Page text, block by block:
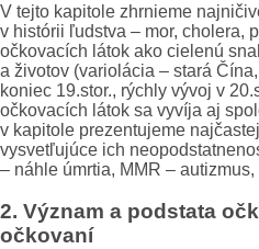
V tejto kapitole zhrnieme
v histórii ľudstva – mor, cholera,
očkovacích látok ako cielenú
a životov (variolácia – stará
koniec 19.stor., rýchly vývoj v
očkovacích látok sa vyvíja aj
v kapitole prezentujeme
vysvetľujúce ich
– náhle úmrtia, MMR –
2. Význam a podstata
očkovaní